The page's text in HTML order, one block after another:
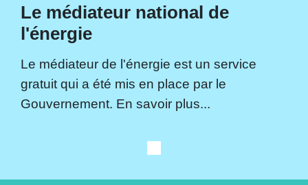
Le médiateur national de
l'énergie
Le médiateur de l'énergie est un service
gratuit qui a été mis en place par le
Gouvernement. En savoir plus...